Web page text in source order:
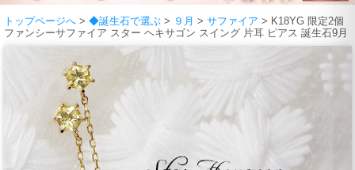
トップページへ > ◆誕生石で選ぶ > ９月 > サファイア > K18YG 限定2個
ファンシーサファイア スター ヘキサゴン スイング 片耳 ピアス 誕生石9月